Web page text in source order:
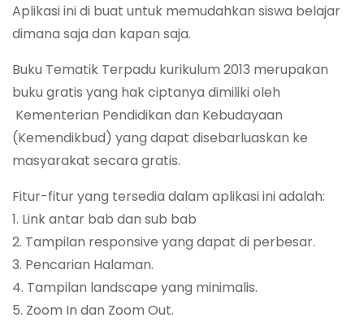
Aplikasi ini di buat untuk memudahkan siswa belajar
dimana saja dan kapan saja.
Buku Tematik Terpadu kurikulum 2013 merupakan
buku gratis yang hak ciptanya dimiliki oleh
Kementerian Pendidikan dan Kebudayaan
(Kemendikbud) yang dapat disebarluaskan ke
masyarakat secara gratis.
Fitur-fitur yang tersedia dalam aplikasi ini adalah:
1. Link antar bab dan sub bab
2. Tampilan responsive yang dapat di perbesar.
3. Pencarian Halaman.
4. Tampilan landscape yang minimalis.
5. Zoom In dan Zoom Out.